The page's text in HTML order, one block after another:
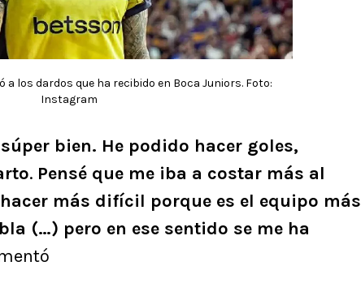
los dardos que ha recibido en Boca Juniors. Foto:
Instagram
bien. He podido hacer goles,
. Pensé que me iba a costar más al
más difícil porque es el equipo más
(…) pero en ese sentido se me ha